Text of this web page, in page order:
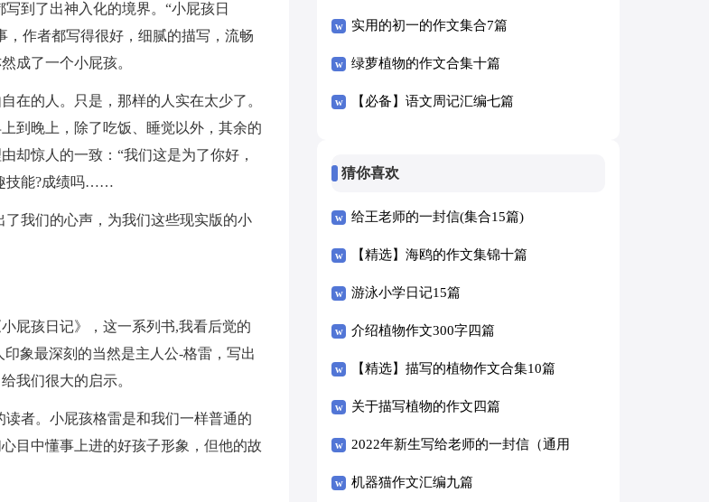
到了出神入化的境界。“小屁孩日
作者都写得很好，细腻的描写，流畅
成了一个小屁孩。
在的人。只是，那样的人实在太少了。
到晚上，除了吃饭、睡觉以外，其余的
却惊人的一致：“我们这是为了你好，
技能?成绩吗……
我们的心声，为我们这些现实版的小
屁孩日记》，这一系列书,我看后觉的
象最深刻的当然是主人公-格雷，写出
我们很大的启示。
者。小屁孩格雷是和我们一样普通的
目中懂事上进的好孩子形象，但他的故
实用的初一的作文集合7篇
绿萝植物的作文合集十篇
【必备】语文周记汇编七篇
猜你喜欢
给王老师的一封信(集合15篇)
【精选】海鸥的作文集锦十篇
游泳小学日记15篇
介绍植物作文300字四篇
【精选】描写的植物作文合集10篇
关于描写植物的作文四篇
2022年新生写给老师的一封信（通用
8篇）
机器猫作文汇编九篇